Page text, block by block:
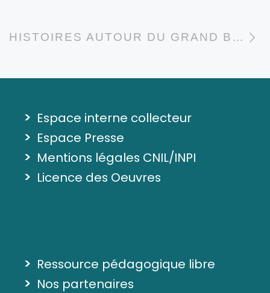
HISTOIRES AUTOUR DU GRAND BAIN (NANTES)
> Espace interne collecteur
> Espace Presse
> Mentions légales CNIL/INPI
> Licence des Oeuvres
> Ressource pédagogique libre
> Nos partenaires